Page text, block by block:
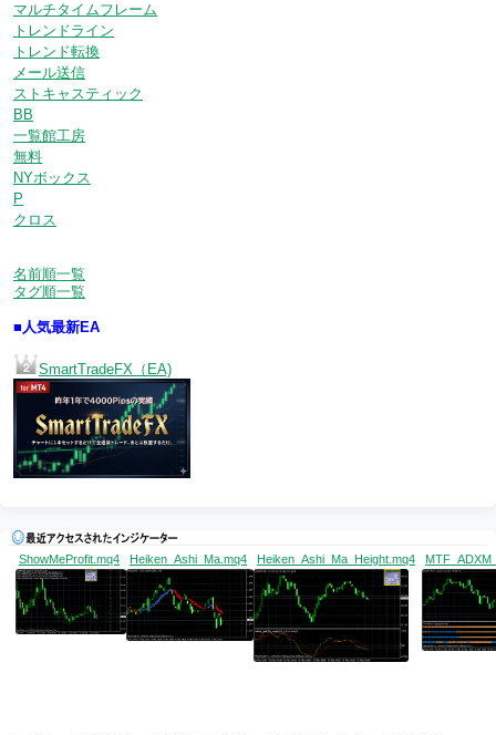
マルチタイムフレーム
トレンドライン
トレンド転換
メール送信
ストキャスティック
BB
一覧館工房
無料
NYボックス
P
クロス
名前順一覧
タグ順一覧
■人気最新EA
SmartTradeFX（EA)
ShowMeProfit.mq4 Heiken_Ashi_Ma.mq4 Heiken_Ashi_Ma_Height.mq4